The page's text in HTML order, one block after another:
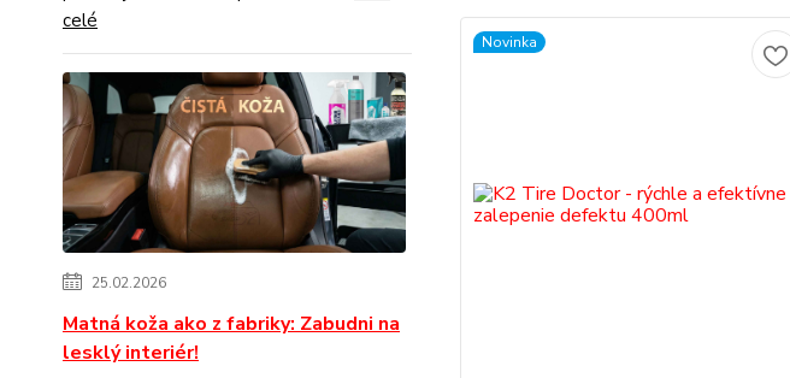
celé
25.02.2026
Matná koža ako z fabriky: Zabudni na
lesklý interiér!
Novinka